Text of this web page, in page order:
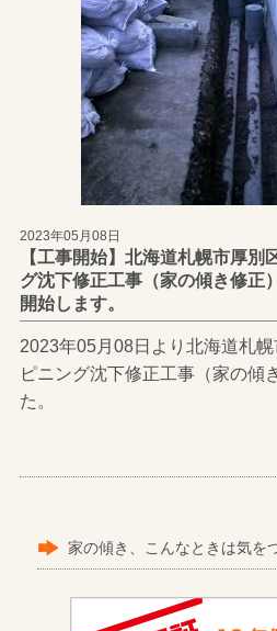
2023年05月08日
【工事開始】北海道札幌市厚別
グ沈下修正工事（家の傾き修正
開始します。
2023年05月08日より北海道札
ピニング沈下修正工事（家の傾
た。
家の傾き、こんなときは気を